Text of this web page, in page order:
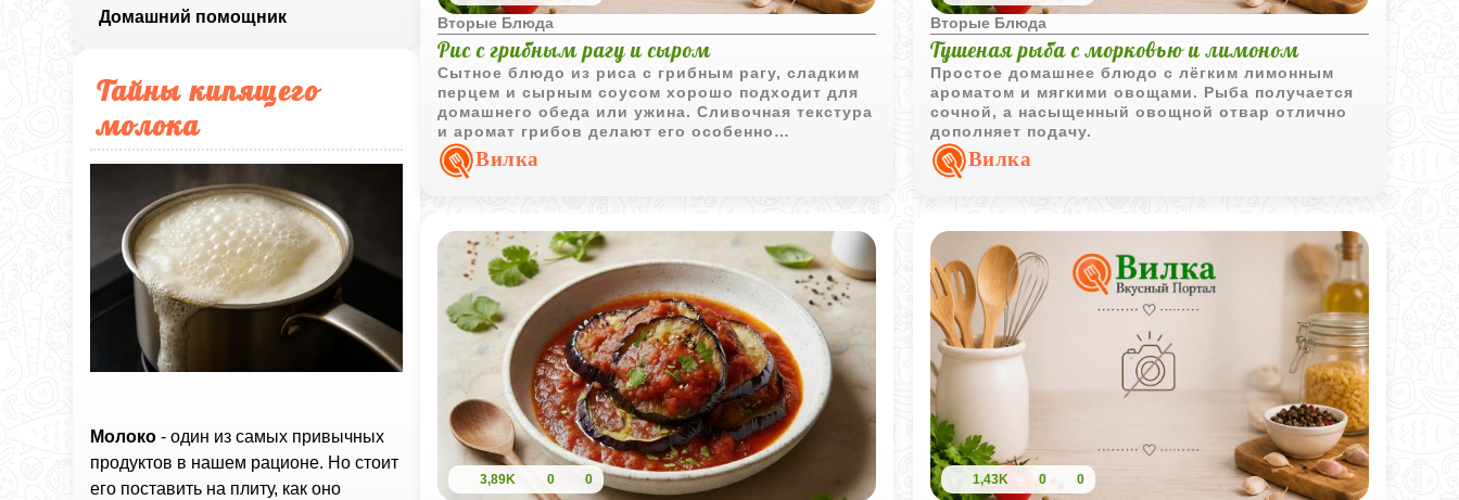
Домашний помощник
Тайны кипящего
молока
Молоко - один из самых привычных
продуктов в нашем рационе. Но стоит
его поставить на плиту, как оно
Вторые Блюда
Рис с грибным рагу и сыром
Сытное блюдо из риса с грибным рагу, сладким
перцем и сырным соусом хорошо подходит для
домашнего обеда или ужина. Сливочная текстура
и аромат грибов делают его особенно
насыщенным.
Вилка
Вторые Блюда
Тушеная рыба с морковью и лимоном
Простое домашнее блюдо с лёгким лимонным
ароматом и мягкими овощами. Рыба получается
сочной, а насыщенный овощной отвар отлично
дополняет подачу.
Вилка
3,89K 0 0 1,43K 0 0